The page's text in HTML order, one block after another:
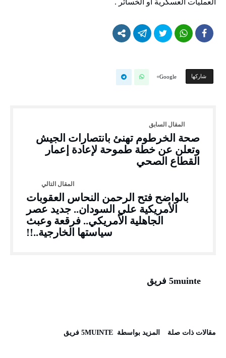
‫‫ شاركها‬ Google+
صحة الخرطوم تهنئ بانتصارات الجيش
وتعلن عن خطة طموحة لإعادة إعمار
القطاع الصحي
بالواضح فتح الرحمن النحاس العقوبات
الأمريكية علي السودان.. جديد عصر
الجاهلية الأمريكي.. فرقعة وعبث
سياستها الخارجية..!!
5muinte فريق
‫مقالات ذات صلة‬ ‫‫المزيد بواسطة‬ ‬ 5MUINTE فريق